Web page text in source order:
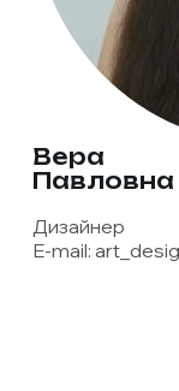
Вера
Дизайнер
E-mail: